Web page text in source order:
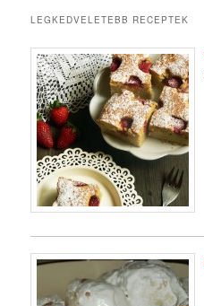
LEGKEDVELETEBB RECEPTEK